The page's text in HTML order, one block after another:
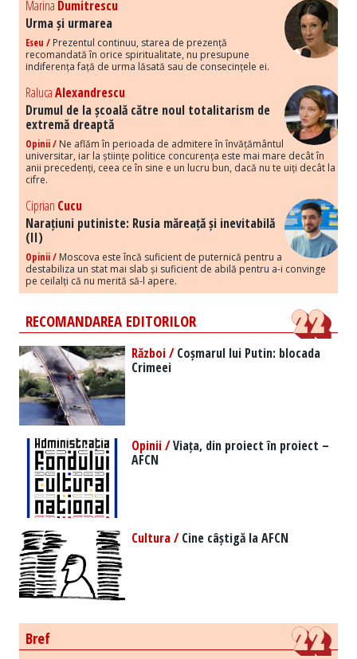
Marina Dumitrescu
Urma și urmarea
Eseu / Prezentul continuu, starea de prezență
recomandată în orice spiritualitate, nu presupune
indiferența față de urma lăsată sau de consecințele ei.
RalucaAlexandrescu
Drumul de la școală către noul totalitarism de
extremă dreaptă
Opinii / Ne aflăm în perioada de admitere în învățământul
universitar, iar la științe politice concurența este mai mare decât în
anii precedenți, ceea ce în sine e un lucru bun, dacă nu te uiți decât la
cifre.
Ciprian Cucu
Narațiuni putiniste: Rusia măreață și inevitabilă
(II)
Opinii / Moscova este încă suficient de puternică pentru a
destabiliza un stat mai slab și suficient de abilă pentru a-i convinge
pe ceilalți că nu merită să-l apere.
RECOMANDAREA EDITORILOR
Război /Coșmarul lui Putin: blocada
Crimeei
Opinii /Viața, din proiect în proiect –
AFCN
Cultura /Cine câștigă la AFCN
Bref